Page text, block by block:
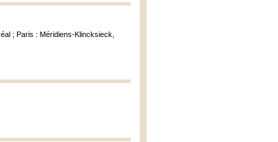
; Paris : Méridiens-Klincksieck,